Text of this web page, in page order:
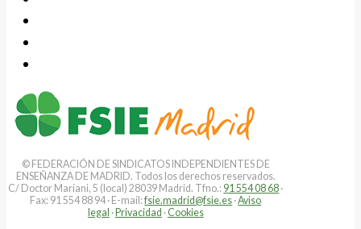
© FEDERACIÓN DE SINDICATOS INDEPENDIENTES DE
ENSEÑANZA DE MADRID. Todos los derechos reservados.
C/ Doctor Mariani, 5 (local) 28039 Madrid. Tfno.: 91 554 08 68 ·
Fax: 91 554 88 94 · E-mail:fsie.madrid@fsie.es ·Aviso
legal ·Privacidad · Cookies